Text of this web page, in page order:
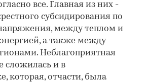
все. Главная из них -
субсидирования по
между теплом и
а также между
Неблагоприятная
сложилась и в
которая, отчасти, была